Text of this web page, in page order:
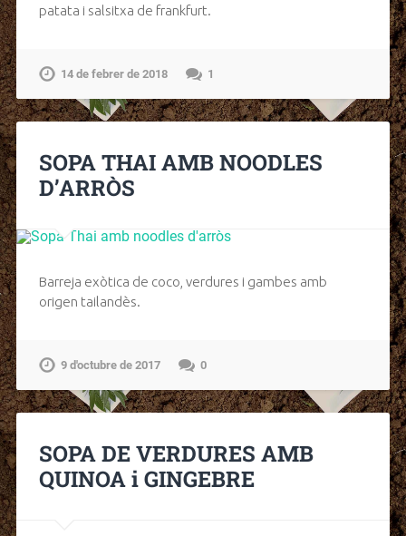
patata i salsitxa de frankfurt.
14 de febrer de 2018 1
SOPA THAI AMB NOODLES
D’ARRÒS
Barreja exòtica de coco, verdures i gambes amb
origen tailandès.
9 d'octubre de 2017 0
SOPA DE VERDURES AMB
QUINOA i GINGEBRE